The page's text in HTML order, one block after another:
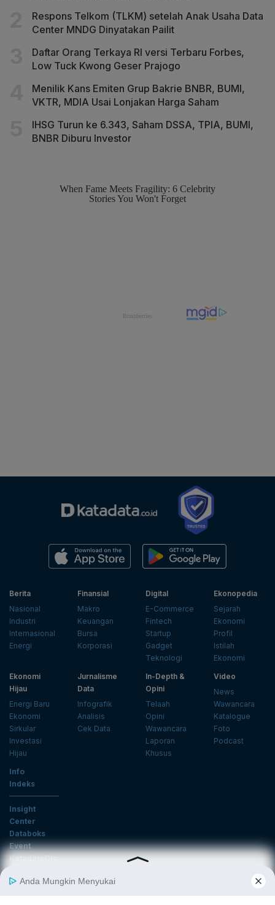
Respons Telkom (TLKM) setelah Anak Usaha Data
Center MNDG Dinyatakan Pailit
Daftar Orang Terkaya RI versi Terbaru Forbes,
Low Tuck Kwong Geser Prajogo
Menilik Kans Emiten Grup Bakrie BNBR, BUMI,
VKTR, MDIA Usai Lonjakan Harga Saham
IHSG Turun ke 6.343, Saham DSSA, TPIA, BUMI,
BNBR Diburu Investor
Berita
Nasional
Industri
Internasional
Energi
Finansial
Makro
Keuangan
Bursa
Korporasi
Digital
E-Commerce
Fintech
Startup
Gadget
Teknologi
Ekonopedia
Sejarah
Ekonomi
Profil
Istilah
Ekonomi
Ekonomi
Hijau
Energi Baru
Ekonomi
Sirkular
Investasi
Hijau
Jurnalisme
Data
Infografik
Analisis
Cek Data
In-Depth &
Opini
Telaah
Opini
Wawancara
Laporan
Khusus
Video
News
Wawancara
Katalogue
Foto
Podcast
Info
Indeks
Insight
Center
Databoks
Event
KatadataOto